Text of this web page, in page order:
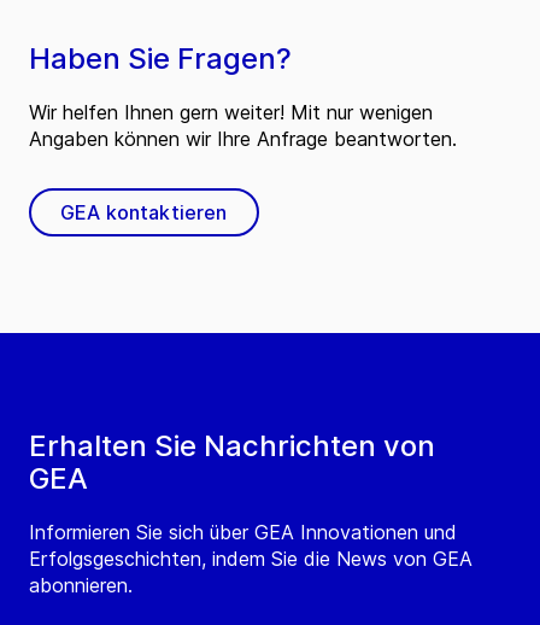
Erhalten Sie Nachrichten von
GEA
Informieren Sie sich über GEA Innovationen und
Erfolgsgeschichten, indem Sie die News von GEA
abonnieren.
Haben Sie Fragen?
Wir helfen Ihnen gern weiter! Mit nur wenigen
Angaben können wir Ihre Anfrage beantworten.
GEA kontaktieren